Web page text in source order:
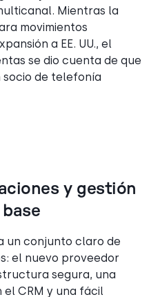
Mientras la
movimientos
a EE. UU., el
se dio cuenta de que
de telefonía
y gestión
un conjunto claro de
el nuevo proveedor
segura, una
CRM y una fácil